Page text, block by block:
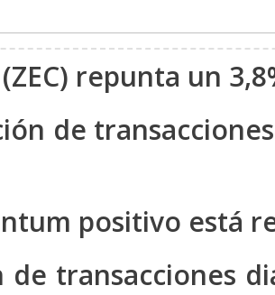
repunta un
de
positivo está
de transacciones